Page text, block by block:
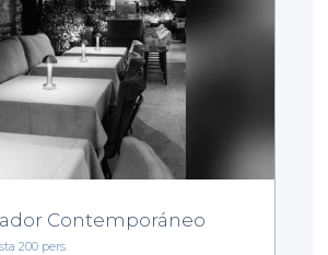
Contemporáneo
200 pers.